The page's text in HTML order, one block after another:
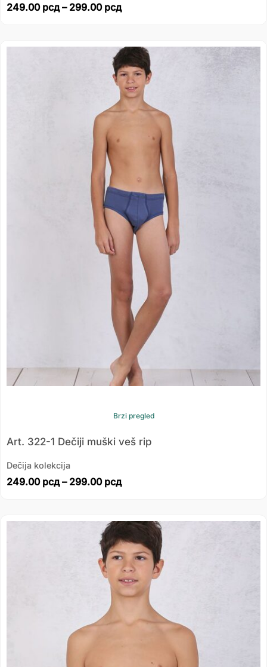
249.00 рсд – 299.00 рсд
Brzi pregled
Art. 322-1 Dečiji muški veš rip
Dečija kolekcija
249.00 рсд – 299.00 рсд
Распон
цена:
од
249.00 рсд
до
299.00 рсд
Распон
од
271.00 рсд
до
313.00 рсд